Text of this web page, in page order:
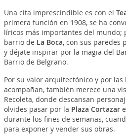
Una cita imprescindible es con el
primera función en 1908, se ha
líricos más importantes del mundo;
barrio de La Boca, con sus paredes
y déjate inspirar por la magia del
Barrio de Belgrano.
Por su valor arquitectónico y por las
acompañan, también merece una
Recoleta, donde descansan
olvides pasar por la Plaza Cortazar
durante los fines de semanas,
para exponer y vender sus obras.